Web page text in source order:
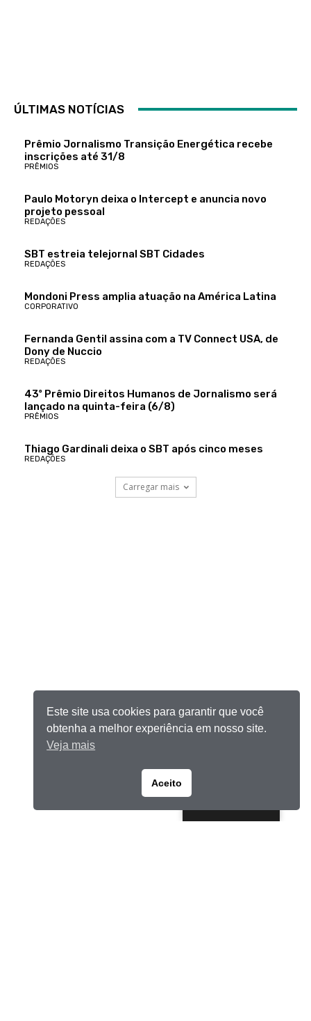
ÚLTIMAS NOTÍCIAS
Prêmio Jornalismo Transição Energética recebe
inscrições até 31/8
PRÊMIOS
Paulo Motoryn deixa o Intercept e anuncia novo
projeto pessoal
REDAÇÕES
SBT estreia telejornal SBT Cidades
REDAÇÕES
Mondoni Press amplia atuação na América Latina
CORPORATIVO
Fernanda Gentil assina com a TV Connect USA, de
Dony de Nuccio
REDAÇÕES
43º Prêmio Direitos Humanos de Jornalismo será
lançado na quinta-feira (6/8)
PRÊMIOS
Thiago Gardinali deixa o SBT após cinco meses
REDAÇÕES
Carregar mais
Este site usa cookies para garantir que você
obtenha a melhor experiência em nosso site.
Veja mais
Aceito